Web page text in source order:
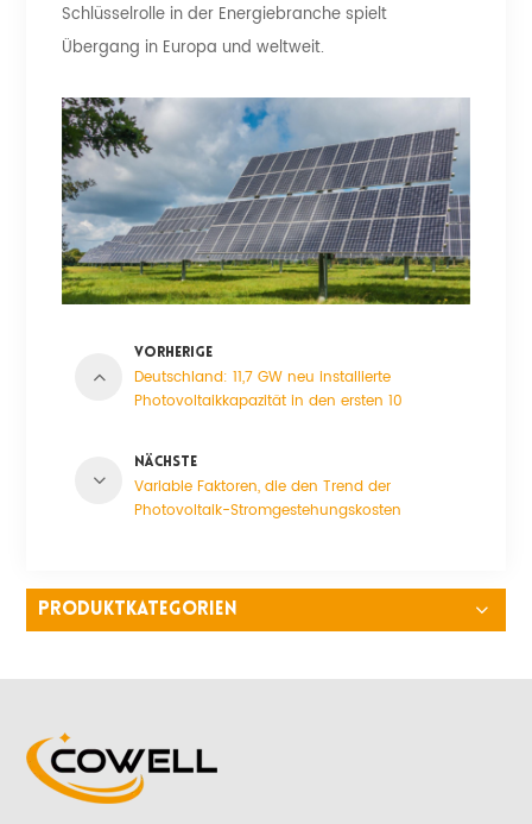
Schlüsselrolle in der Energiebranche spielt
Übergang in Europa und weltweit.
VORHERIGE
Deutschland: 11,7 GW neu installierte
Photovoltaikkapazität in den ersten 10
NÄCHSTE
Variable Faktoren, die den Trend der
Photovoltaik-Stromgestehungskosten
PRODUKTKATEGORIEN